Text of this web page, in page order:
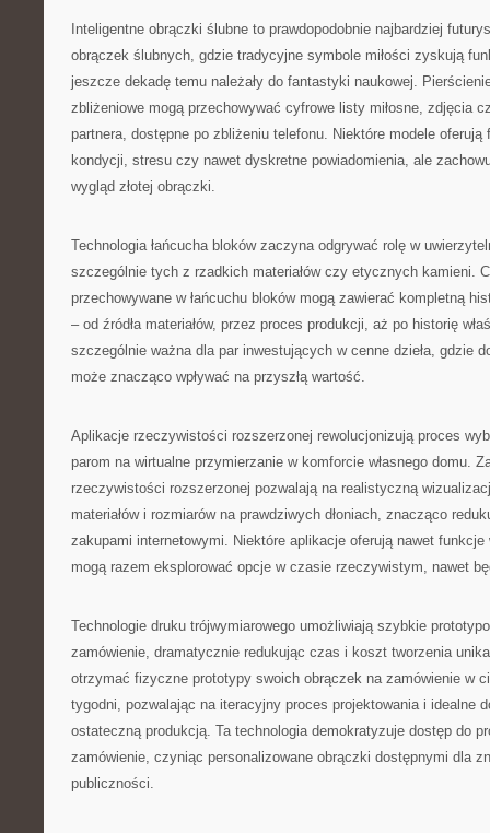
Inteligentne obrączki ślubne to prawdopodobnie najbardziej
obrączek ślubnych, gdzie tradycyjne symbole miłości zyskują
jeszcze dekadę temu należały do fantastyki naukowej.
zbliżeniowe mogą przechowywać cyfrowe listy miłosne, zdjęcia
partnera, dostępne po zbliżeniu telefonu. Niektóre modele oferują
kondycji, stresu czy nawet dyskretne powiadomienia, ale
wygląd złotej obrączki.
Technologia łańcucha bloków zaczyna odgrywać rolę w
szczególnie tych z rzadkich materiałów czy etycznych kamieni.
przechowywane w łańcuchu bloków mogą zawierać kompletną
– od źródła materiałów, przez proces produkcji, aż po historię
szczególnie ważna dla par inwestujących w cenne dzieła, gdzie
może znacząco wpływać na przyszłą wartość.
Aplikacje rzeczywistości rozszerzonej rewolucjonizują proces
parom na wirtualne przymierzanie w komforcie własnego domu.
rzeczywistości rozszerzonej pozwalają na realistyczną
materiałów i rozmiarów na prawdziwych dłoniach, znacząco
zakupami internetowymi. Niektóre aplikacje oferują nawet funkcje
mogą razem eksplorować opcje w czasie rzeczywistym, nawet
Technologie druku trójwymiarowego umożliwiają szybkie
zamówienie, dramatycznie redukując czas i koszt tworzenia
otrzymać fizyczne prototypy swoich obrączek na zamówienie w
tygodni, pozwalając na iteracyjny proces projektowania i idealne
ostateczną produkcją. Ta technologia demokratyzuje dostęp do
zamówienie, czyniąc personalizowane obrączki dostępnymi dla
publiczności.